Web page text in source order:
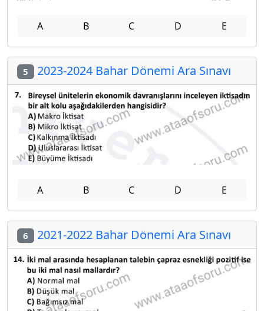
A B C D E
5 2023-2024 Bahar Dönemi Ara Sınavı
A B C D E
6 2021-2022 Bahar Dönemi Ara Sınavı